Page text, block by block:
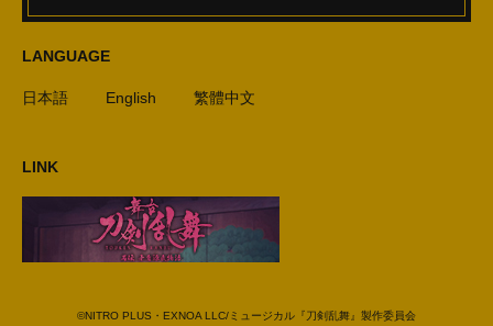
LANGUAGE
日本語 English 繁體中文
LINK
©NITRO PLUS・EXNOA LLC/ミュージカル『刀剣乱舞』製作委員会